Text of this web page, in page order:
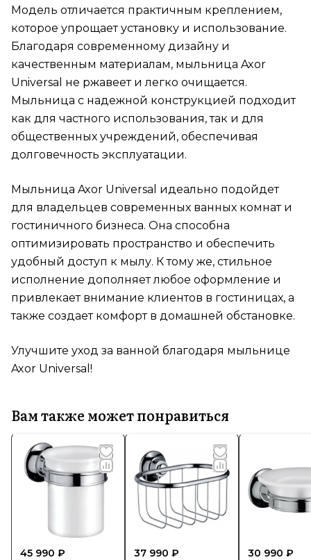
Модель отличается практичным креплением,
которое упрощает установку и использование.
Благодаря современному дизайну и
качественным материалам, мыльница Axor
Universal не ржавеет и легко очищается.
Мыльница с надежной конструкцией подходит
как для частного использования, так и для
общественных учреждений, обеспечивая
долговечность эксплуатации.
Мыльница Axor Universal идеально подойдет
для владельцев современных ванных комнат и
гостиничного бизнеса. Она способна
оптимизировать пространство и обеспечить
удобный доступ к мылу. К тому же, стильное
исполнение дополняет любое оформление и
привлекает внимание клиентов в гостиницах, а
также создает комфорт в домашней обстановке.
Улучшите уход за ванной благодаря мыльнице
Axor Universal!
Вам также может понравиться
45 990 ₽ 37 990 ₽ 30 990 ₽